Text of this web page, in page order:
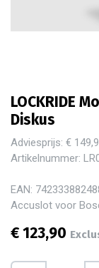
LOCKRIDE
Diskus
Adviesprijs: €
Artikelnummer:
EAN:
Accuslot voor
€123,90